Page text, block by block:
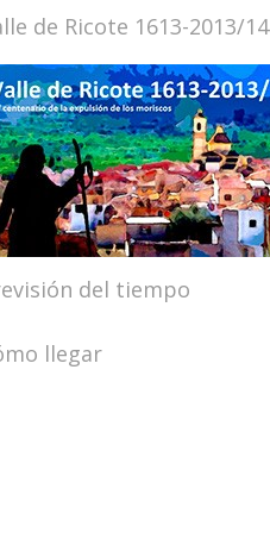
de Ricote 1613-2013/14
del tiempo
llegar